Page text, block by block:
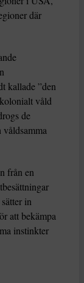
där
kallade ”den
våld
de
från en
in
att bekämpa
instinkter